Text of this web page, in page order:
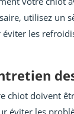
utilisez un
les
chiot doivent